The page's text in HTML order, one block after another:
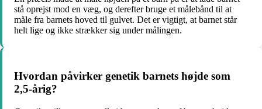
stå oprejst mod en væg, og derefter bruge et målebånd til at
måle fra barnets hoved til gulvet. Det er vigtigt, at barnet står
helt lige og ikke strækker sig under målingen.
Hvordan påvirker genetik barnets højde som
2,5-årig?